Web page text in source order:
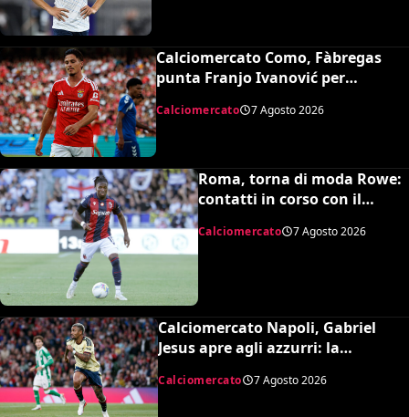
Calciomercato Como, Fàbregas
punta Franjo Ivanović per
l’attacco: il punto sulla trattativa
Calciomercato 7 Agosto 2026
Roma, torna di moda Rowe:
contatti in corso con il
Bologna
Calciomercato 7 Agosto 2026
Calciomercato Napoli, Gabriel
Jesus apre agli azzurri: la
Calciomercato 7 Agosto 2026